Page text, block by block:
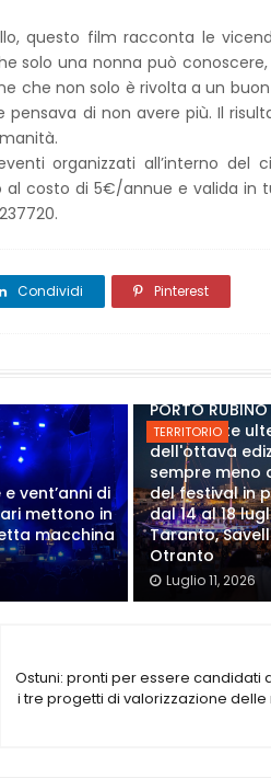
questo film racconta le
solo una nonna può
che non solo è rivolta a un
di non avere più. Il
organizzati all’interno del
al costo di 5€/annue e valida in
Condividi Pinterest
vent’anni di
mettono in
macchina
TERRITORIO
PORTO
Annunciate
dell'ottava
sempre meno
del festival in
dal 14 al 18
Taranto,
Otranto
Luglio 11, 2026
Ostuni: pronti per essere candidati
i tre progetti di valorizzazione delle